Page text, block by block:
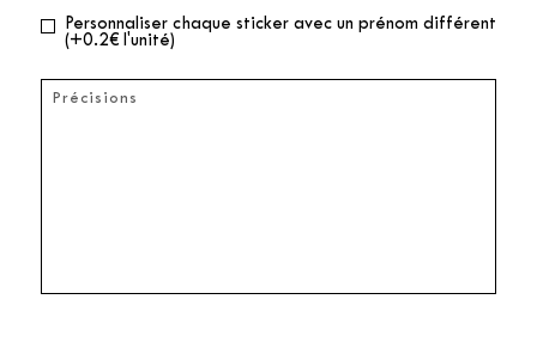
Personnaliser chaque sticker avec un prénom différent
(+0.2€ l'unité)